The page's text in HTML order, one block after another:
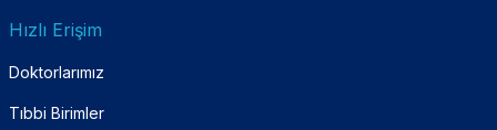
Hızlı Erişim
Doktorlarımız
Tıbbi Birimler